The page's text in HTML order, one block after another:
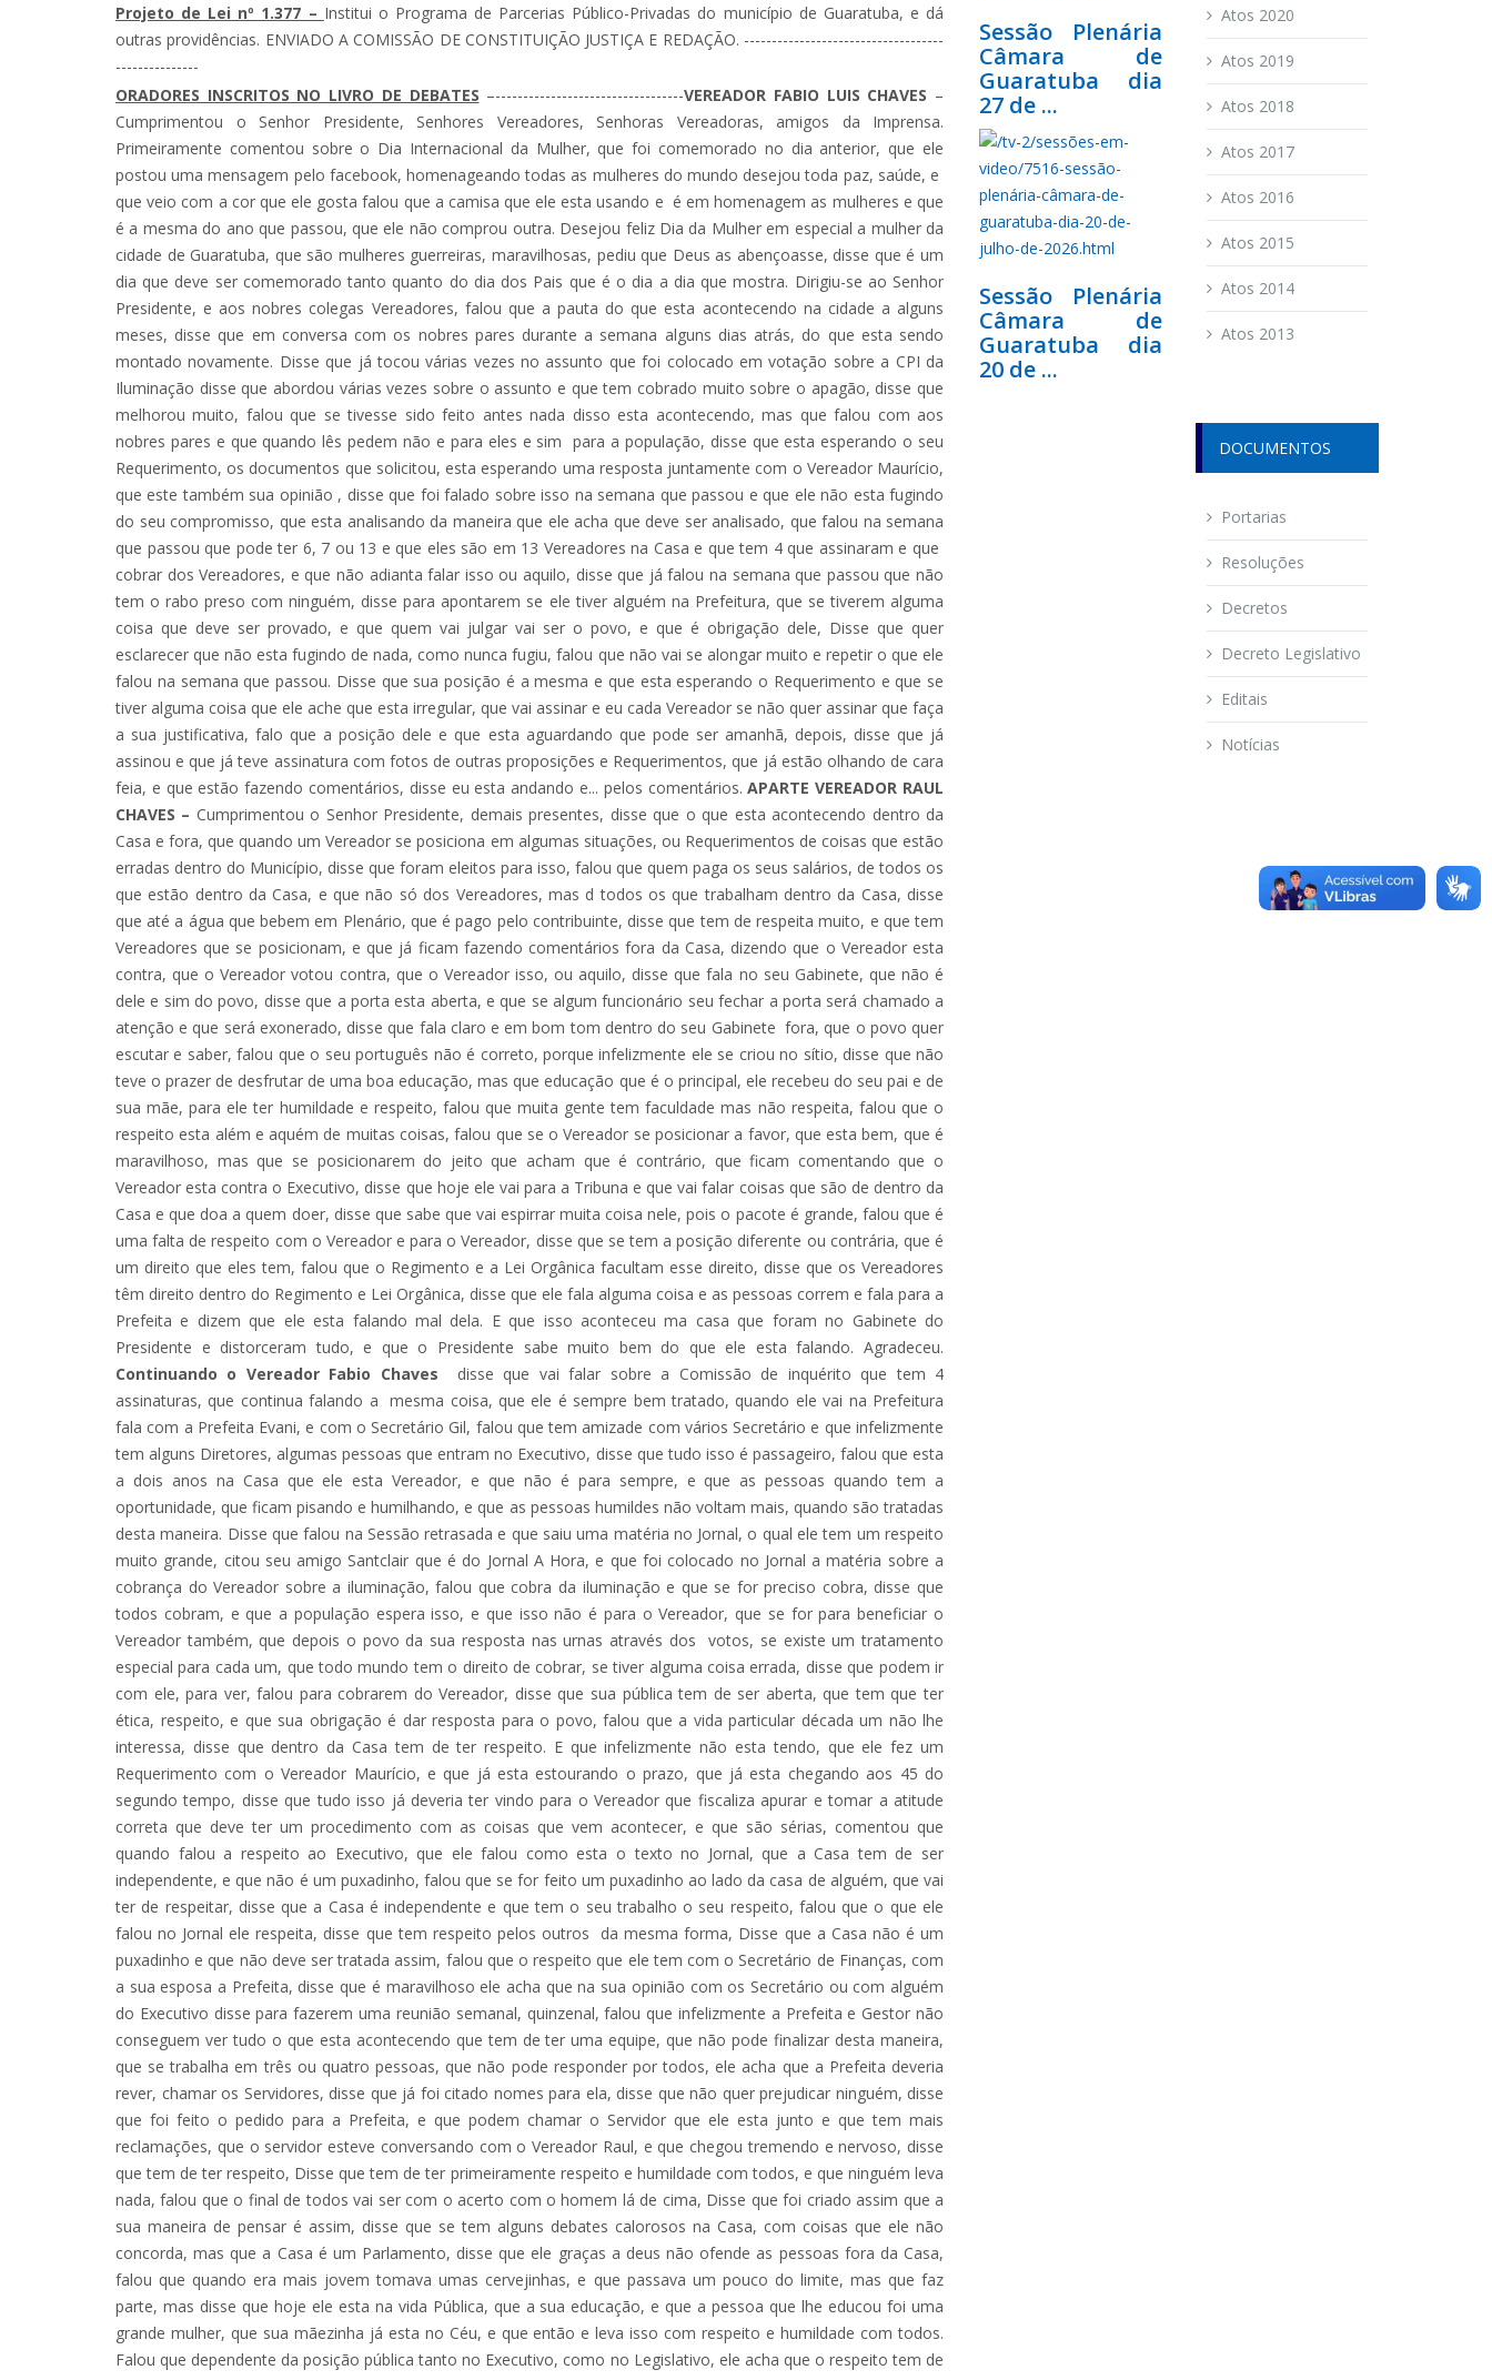
Projeto de Lei nº 1.377 – Institui o Programa de Parcerias Público-Privadas do município de Guaratuba, e dá
outras providências. ENVIADO A COMISSÃO DE CONSTITUIÇÃO JUSTIÇA E REDAÇÃO. ------------------------------------
---------------
ORADORES INSCRITOS NO LIVRO DE DEBATES –----------------------------------VEREADOR FABIO LUIS CHAVES –
Cumprimentou o Senhor Presidente, Senhores Vereadores, Senhoras Vereadoras, amigos da Imprensa.
Primeiramente comentou sobre o Dia Internacional da Mulher, que foi comemorado no dia anterior, que ele
postou uma mensagem pelo facebook, homenageando todas as mulheres do mundo desejou toda paz, saúde, e
que veio com a cor que ele gosta falou que a camisa que ele esta usando e é em homenagem as mulheres e que
é a mesma do ano que passou, que ele não comprou outra. Desejou feliz Dia da Mulher em especial a mulher da
cidade de Guaratuba, que são mulheres guerreiras, maravilhosas, pediu que Deus as abençoasse, disse que é um
dia que deve ser comemorado tanto quanto do dia dos Pais que é o dia a dia que mostra. Dirigiu-se ao Senhor
Presidente, e aos nobres colegas Vereadores, falou que a pauta do que esta acontecendo na cidade a alguns
meses, disse que em conversa com os nobres pares durante a semana alguns dias atrás, do que esta sendo
montado novamente. Disse que já tocou várias vezes no assunto que foi colocado em votação sobre a CPI da
Iluminação disse que abordou várias vezes sobre o assunto e que tem cobrado muito sobre o apagão, disse que
melhorou muito, falou que se tivesse sido feito antes nada disso esta acontecendo, mas que falou com aos
nobres pares e que quando lês pedem não e para eles e sim para a população, disse que esta esperando o seu
Requerimento, os documentos que solicitou, esta esperando uma resposta juntamente com o Vereador Maurício,
que este também sua opinião , disse que foi falado sobre isso na semana que passou e que ele não esta fugindo
do seu compromisso, que esta analisando da maneira que ele acha que deve ser analisado, que falou na semana
que passou que pode ter 6, 7 ou 13 e que eles são em 13 Vereadores na Casa e que tem 4 que assinaram e que
cobrar dos Vereadores, e que não adianta falar isso ou aquilo, disse que já falou na semana que passou que não
tem o rabo preso com ninguém, disse para apontarem se ele tiver alguém na Prefeitura, que se tiverem alguma
coisa que deve ser provado, e que quem vai julgar vai ser o povo, e que é obrigação dele, Disse que quer
esclarecer que não esta fugindo de nada, como nunca fugiu, falou que não vai se alongar muito e repetir o que ele
falou na semana que passou. Disse que sua posição é a mesma e que esta esperando o Requerimento e que se
tiver alguma coisa que ele ache que esta irregular, que vai assinar e eu cada Vereador se não quer assinar que faça
a sua justificativa, falo que a posição dele e que esta aguardando que pode ser amanhã, depois, disse que já
assinou e que já teve assinatura com fotos de outras proposições e Requerimentos, que já estão olhando de cara
feia, e que estão fazendo comentários, disse eu esta andando e... pelos comentários.APARTE VEREADOR RAUL
CHAVES – Cumprimentou o Senhor Presidente, demais presentes, disse que o que esta acontecendo dentro da
Casa e fora, que quando um Vereador se posiciona em algumas situações, ou Requerimentos de coisas que estão
erradas dentro do Município, disse que foram eleitos para isso, falou que quem paga os seus salários, de todos os
que estão dentro da Casa, e que não só dos Vereadores, mas d todos os que trabalham dentro da Casa, disse
que até a água que bebem em Plenário, que é pago pelo contribuinte, disse que tem de respeita muito, e que tem
Vereadores que se posicionam, e que já ficam fazendo comentários fora da Casa, dizendo que o Vereador esta
contra, que o Vereador votou contra, que o Vereador isso, ou aquilo, disse que fala no seu Gabinete, que não é
dele e sim do povo, disse que a porta esta aberta, e que se algum funcionário seu fechar a porta será chamado a
atenção e que será exonerado, disse que fala claro e em bom tom dentro do seu Gabinete fora, que o povo quer
escutar e saber, falou que o seu português não é correto, porque infelizmente ele se criou no sítio, disse que não
teve o prazer de desfrutar de uma boa educação, mas que educação que é o principal, ele recebeu do seu pai e de
sua mãe, para ele ter humildade e respeito, falou que muita gente tem faculdade mas não respeita, falou que o
respeito esta além e aquém de muitas coisas, falou que se o Vereador se posicionar a favor, que esta bem, que é
maravilhoso, mas que se posicionarem do jeito que acham que é contrário, que ficam comentando que o
Vereador esta contra o Executivo, disse que hoje ele vai para a Tribuna e que vai falar coisas que são de dentro da
Casa e que doa a quem doer, disse que sabe que vai espirrar muita coisa nele, pois o pacote é grande, falou que é
uma falta de respeito com o Vereador e para o Vereador, disse que se tem a posição diferente ou contrária, que é
um direito que eles tem, falou que o Regimento e a Lei Orgânica facultam esse direito, disse que os Vereadores
têm direito dentro do Regimento e Lei Orgânica, disse que ele fala alguma coisa e as pessoas correm e fala para a
Prefeita e dizem que ele esta falando mal dela. E que isso aconteceu ma casa que foram no Gabinete do
Presidente e distorceram tudo, e que o Presidente sabe muito bem do que ele esta falando. Agradeceu.
Continuando o Vereador Fabio Chaves disse que vai falar sobre a Comissão de inquérito que tem 4
assinaturas, que continua falando a mesma coisa, que ele é sempre bem tratado, quando ele vai na Prefeitura
fala com a Prefeita Evani, e com o Secretário Gil, falou que tem amizade com vários Secretário e que infelizmente
tem alguns Diretores, algumas pessoas que entram no Executivo, disse que tudo isso é passageiro, falou que esta
a dois anos na Casa que ele esta Vereador, e que não é para sempre, e que as pessoas quando tem a
oportunidade, que ficam pisando e humilhando, e que as pessoas humildes não voltam mais, quando são tratadas
desta maneira. Disse que falou na Sessão retrasada e que saiu uma matéria no Jornal, o qual ele tem um respeito
muito grande, citou seu amigo Santclair que é do Jornal A Hora, e que foi colocado no Jornal a matéria sobre a
cobrança do Vereador sobre a iluminação, falou que cobra da iluminação e que se for preciso cobra, disse que
todos cobram, e que a população espera isso, e que isso não é para o Vereador, que se for para beneficiar o
Vereador também, que depois o povo da sua resposta nas urnas através dos votos, se existe um tratamento
especial para cada um, que todo mundo tem o direito de cobrar, se tiver alguma coisa errada, disse que podem ir
com ele, para ver, falou para cobrarem do Vereador, disse que sua pública tem de ser aberta, que tem que ter
ética, respeito, e que sua obrigação é dar resposta para o povo, falou que a vida particular década um não lhe
interessa, disse que dentro da Casa tem de ter respeito. E que infelizmente não esta tendo, que ele fez um
Requerimento com o Vereador Maurício, e que já esta estourando o prazo, que já esta chegando aos 45 do
segundo tempo, disse que tudo isso já deveria ter vindo para o Vereador que fiscaliza apurar e tomar a atitude
correta que deve ter um procedimento com as coisas que vem acontecer, e que são sérias, comentou que
quando falou a respeito ao Executivo, que ele falou como esta o texto no Jornal, que a Casa tem de ser
independente, e que não é um puxadinho, falou que se for feito um puxadinho ao lado da casa de alguém, que vai
ter de respeitar, disse que a Casa é independente e que tem o seu trabalho o seu respeito, falou que o que ele
falou no Jornal ele respeita, disse que tem respeito pelos outros da mesma forma, Disse que a Casa não é um
puxadinho e que não deve ser tratada assim, falou que o respeito que ele tem com o Secretário de Finanças, com
a sua esposa a Prefeita, disse que é maravilhoso ele acha que na sua opinião com os Secretário ou com alguém
do Executivo disse para fazerem uma reunião semanal, quinzenal, falou que infelizmente a Prefeita e Gestor não
conseguem ver tudo o que esta acontecendo que tem de ter uma equipe, que não pode finalizar desta maneira,
que se trabalha em três ou quatro pessoas, que não pode responder por todos, ele acha que a Prefeita deveria
rever, chamar os Servidores, disse que já foi citado nomes para ela, disse que não quer prejudicar ninguém, disse
que foi feito o pedido para a Prefeita, e que podem chamar o Servidor que ele esta junto e que tem mais
reclamações, que o servidor esteve conversando com o Vereador Raul, e que chegou tremendo e nervoso, disse
que tem de ter respeito, Disse que tem de ter primeiramente respeito e humildade com todos, e que ninguém leva
nada, falou que o final de todos vai ser com o acerto com o homem lá de cima, Disse que foi criado assim que a
sua maneira de pensar é assim, disse que se tem alguns debates calorosos na Casa, com coisas que ele não
concorda, mas que a Casa é um Parlamento, disse que ele graças a deus não ofende as pessoas fora da Casa,
falou que quando era mais jovem tomava umas cervejinhas, e que passava um pouco do limite, mas que faz
parte, mas disse que hoje ele esta na vida Pública, que a sua educação, e que a pessoa que lhe educou foi uma
grande mulher, que sua mãezinha já esta no Céu, e que então e leva isso com respeito e humildade com todos.
Falou que dependente da posição pública tanto no Executivo, como no Legislativo, ele acha que o respeito tem de
Sessão Plenária
Câmara de
Guaratuba dia
27 de ...
Sessão Plenária
Câmara de
Guaratuba dia
20 de ...
Atos 2020
Atos 2019
Atos 2018
Atos 2017
Atos 2016
Atos 2015
Atos 2014
Atos 2013
DOCUMENTOS
Portarias
Resoluções
Decretos
Decreto Legislativo
Editais
Notícias